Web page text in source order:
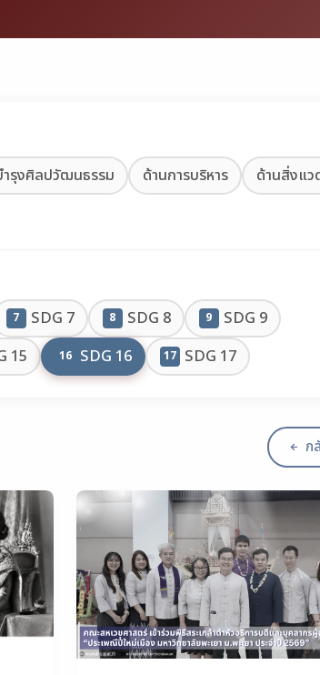
ำรุงศิลปวัฒนธรรม ด้านการบริหาร
ด้านสิ่งแ
7 SDG 7 8 SDG 8 9 SDG 9
15 16 SDG 16 17 SDG 17
ก